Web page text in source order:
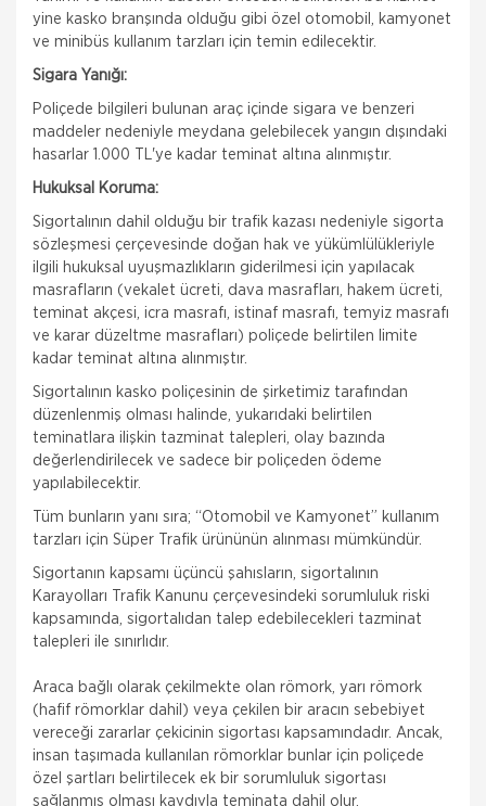
yine kasko branşında olduğu gibi özel otomobil, kamyonet
ve minibüs kullanım tarzları için temin edilecektir.
Sigara Yanığı:
Poliçede bilgileri bulunan araç içinde sigara ve benzeri
maddeler nedeniyle meydana gelebilecek yangın dışındaki
hasarlar 1.000 TL'ye kadar teminat altına alınmıştır.
Hukuksal Koruma:
Sigortalının dahil olduğu bir trafik kazası nedeniyle sigorta
sözleşmesi çerçevesinde doğan hak ve yükümlülükleriyle
ilgili hukuksal uyuşmazlıkların giderilmesi için yapılacak
masrafların (vekalet ücreti, dava masrafları, hakem ücreti,
teminat akçesi, icra masrafı, istinaf masrafı, temyiz masrafı
ve karar düzeltme masrafları) poliçede belirtilen limite
kadar teminat altına alınmıştır.
Sigortalının kasko poliçesinin de şirketimiz tarafından
düzenlenmiş olması halinde, yukarıdaki belirtilen
teminatlara ilişkin tazminat talepleri, olay bazında
değerlendirilecek ve sadece bir poliçeden ödeme
yapılabilecektir.
Tüm bunların yanı sıra; “Otomobil ve Kamyonet” kullanım
tarzları için Süper Trafik ürününün alınması mümkündür.
Sigortanın kapsamı üçüncü şahısların, sigortalının
Karayolları Trafik Kanunu çerçevesindeki sorumluluk riski
kapsamında, sigortalıdan talep edebilecekleri tazminat
talepleri ile sınırlıdır.
Araca bağlı olarak çekilmekte olan römork, yarı römork
(hafif römorklar dahil) veya çekilen bir aracın sebebiyet
vereceği zararlar çekicinin sigortası kapsamındadır. Ancak,
insan taşımada kullanılan römorklar bunlar için poliçede
özel şartları belirtilecek ek bir sorumluluk sigortası
sağlanmış olması kaydıyla teminata dahil olur.